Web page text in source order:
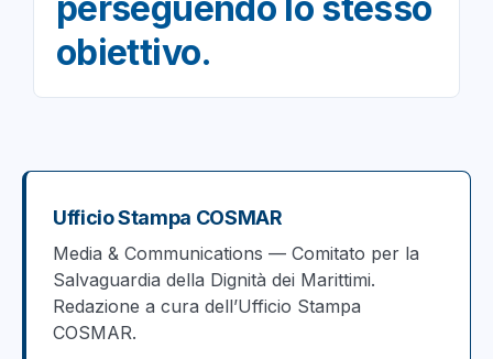
obiettivo.
Ufficio Stampa COSMAR
Media & Communications — Comitato per la
Salvaguardia della Dignità dei Marittimi.
Redazione a cura dell’Ufficio Stampa
COSMAR.